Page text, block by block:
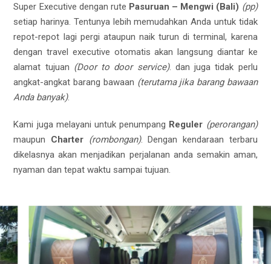
Super Executive dengan rute Pasuruan – Mengwi (Bali) (pp)
setiap harinya. Tentunya lebih memudahkan Anda untuk tidak
repot-repot lagi pergi ataupun naik turun di terminal, karena
dengan travel executive otomatis akan langsung diantar ke
alamat tujuan (Door to door service). dan juga tidak perlu
angkat-angkat barang bawaan (terutama jika barang bawaan
Anda banyak).
Kami juga melayani untuk penumpang Reguler (perorangan)
maupun Charter (rombongan). Dengan kendaraan terbaru
dikelasnya akan menjadikan perjalanan anda semakin aman,
nyaman dan tepat waktu sampai tujuan.